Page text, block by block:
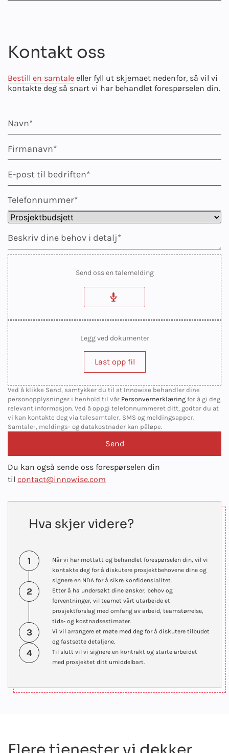
Kontakt oss
Bestill en samtale eller fyll ut skjemaet nedenfor, så vil vi
kontakte deg så snart vi har behandlet forespørselen din.
Send oss en talemelding
Legg ved dokumenter
Last opp fil
Ved å klikke Send, samtykker du til at Innowise behandler dine
personopplysninger i henhold til vår Personvernerklæring for å gi deg
relevant informasjon. Ved å oppgi telefonnummeret ditt, godtar du at
vi kan kontakte deg via talesamtaler, SMS og meldingsapper.
Samtale-, meldings- og datakostnader kan påløpe.
Du kan også sende oss forespørselen din
til contact@innowise.com
Hva skjer videre?
1
Når vi har mottatt og behandlet forespørselen din, vil vi
kontakte deg for å diskutere prosjektbehovene dine og
signere en NDA for å sikre konfidensialitet.
2
Etter å ha undersøkt dine ønsker, behov og
forventninger, vil teamet vårt utarbeide et
prosjektforslag med omfang av arbeid, teamstørrelse,
tids- og kostnadsestimater.
3
Vi vil arrangere et møte med deg for å diskutere tilbudet
og fastsette detaljene.
4
Til slutt vil vi signere en kontrakt og starte arbeidet
med prosjektet ditt umiddelbart.